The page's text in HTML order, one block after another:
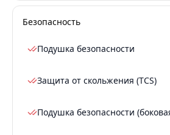
Безопасность
Подушка безопасности
Защита от скольжения (TCS)
Подушка безопасности